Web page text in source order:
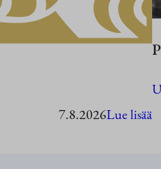
7.8.2026Lue lisää: